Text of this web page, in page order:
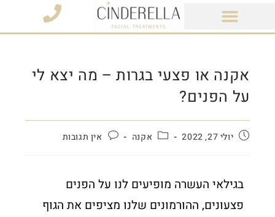
אקנה או פצעי בגרות – מה יצא לי
על הפנים?
יולי 27, 2022 אקנה אין תגובות
בגילאי העשרה מופיעים לנו על הפנים
פצעונים, ההורמונים שלנו מציפים את הגוף